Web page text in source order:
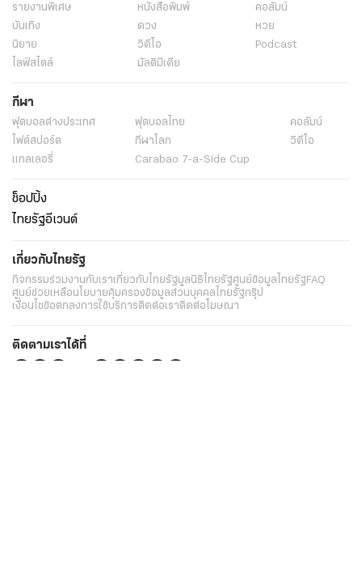
รายงานพิเศษ หนังสือพิมพ์
คอลัมน์
บันเทิง
ดวง
หวย
นิยาย
วิดีโอ
Podcast
ไลฟ์สไตล์
มัลติมีเดีย
กีฬา
ฟุตบอลต่่างประเทศ ฟุตบอลไทย
คอลัมน์
ไฟต์สปอร์ต
กีฬาโลก
วิดีโอ
แกลเลอรี่
Carabao 7-a-Side Cup
ช็อปปิ้ง
ไทยรัฐอีเวนต์
เกี่ยวกับไทยรัฐ
กิจกรรมร่วมงานกับเราเกี่ยวกับไทยรัฐมูลนิธิไทยรัฐศูนย์ข้อมูลไทยรัฐFAQ
ศูนย์ช่วยเหลือนโยบายคุ้มครองข้อมูลส่วนบุคคลไทยรัฐกรุ๊ป
เงื่อนไขข้อตกลงการใช้บริการติดต่อเราติดต่อโฆษณา
ติดตามเราได้ที่